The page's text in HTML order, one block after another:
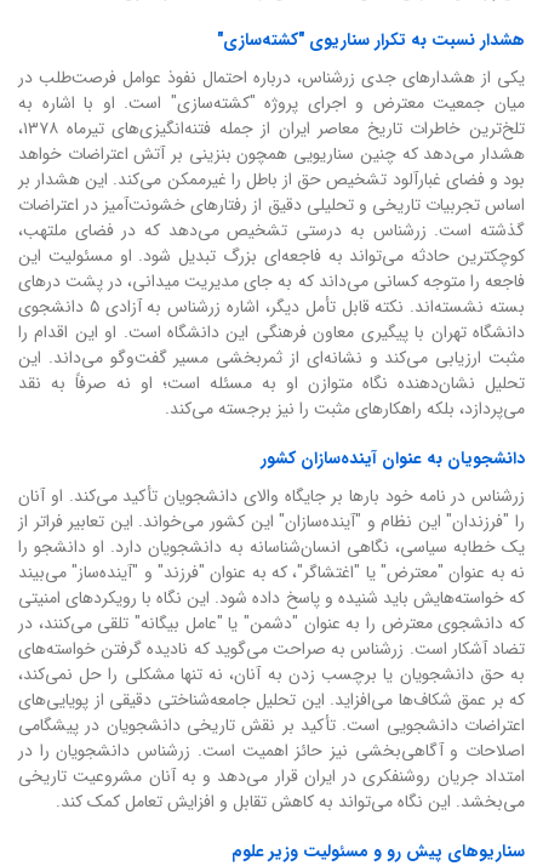
هشدار نسبت به تکرار سناریوی "کشته‌سازی"
یکی از هشدارهای جدی زرشناس، درباره احتمال نفوذ عوامل فرصت‌طلب در
میان جمعیت معترض و اجرای پروژه "کشته‌سازی" است. او با اشاره به
تلخ‌ترین خاطرات تاریخ معاصر ایران از جمله فتنه‌انگیزی‌های تیرماه ۱۳۷۸،
هشدار می‌دهد که چنین سناریویی همچون بنزینی بر آتش اعتراضات خواهد
بود و فضای غبارآلود تشخیص حق از باطل را غیرممکن می‌کند. این هشدار بر
اساس تجربیات تاریخی و تحلیلی دقیق از رفتارهای خشونت‌آمیز در اعتراضات
گذشته است. زرشناس به درستی تشخیص می‌دهد که در فضای ملتهب،
کوچکترین حادثه می‌تواند به فاجعه‌ای بزرگ تبدیل شود. او مسئولیت این
فاجعه را متوجه کسانی می‌داند که به جای مدیریت میدانی، در پشت درهای
بسته نشسته‌اند. نکته قابل تأمل دیگر، اشاره زرشناس به آزادی ۵ دانشجوی
دانشگاه تهران با پیگیری معاون فرهنگی این دانشگاه است. او این اقدام را
مثبت ارزیابی می‌کند و نشانه‌ای از ثمربخشی مسیر گفت‌وگو می‌داند. این
تحلیل نشان‌دهنده نگاه متوازن او به مسئله است؛ او نه صرفاً به نقد
می‌پردازد، بلکه راهکارهای مثبت را نیز برجسته می‌کند.
دانشجویان به عنوان آینده‌سازان کشور
زرشناس در نامه خود بارها بر جایگاه والای دانشجویان تأکید می‌کند. او آنان
را "فرزندان" این نظام و "آینده‌سازان" این کشور می‌خواند. این تعابیر فراتر از
یک خطابه سیاسی، نگاهی انسان‌شناسانه به دانشجویان دارد. او دانشجو را
نه به عنوان "معترض" یا "اغتشاگر"، که به عنوان "فرزند" و "آینده‌ساز" می‌بیند
که خواسته‌هایش باید شنیده و پاسخ داده شود. این نگاه با رویکردهای امنیتی
که دانشجوی معترض را به عنوان "دشمن" یا "عامل بیگانه" تلقی می‌کنند، در
تضاد آشکار است. زرشناس به صراحت می‌گوید که نادیده گرفتن خواسته‌های
به حق دانشجویان یا برچسب زدن به آنان، نه تنها مشکلی را حل نمی‌کند،
که بر عمق شکاف‌ها می‌افزاید. این تحلیل جامعه‌شناختی دقیقی از پویایی‌های
اعتراضات دانشجویی است. تأکید بر نقش تاریخی دانشجویان در پیشگامی
اصلاحات و آگاهی‌بخشی نیز حائز اهمیت است. زرشناس دانشجویان را در
امتداد جریان روشنفکری در ایران قرار می‌دهد و به آنان مشروعیت تاریخی
می‌بخشد. این نگاه می‌تواند به کاهش تقابل و افزایش تعامل کمک کند.
سناریوهای پیش رو و مسئولیت وزیر علوم